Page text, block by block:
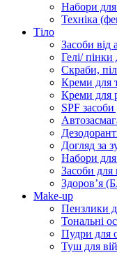
Набори для
Техніка
Тіло
Засоби від
Гелі/
Скраби,
Креми для
Креми для
SPF засоби
Догляд за
Набори для
Засоби для
Здоровʼя
Make-up
Пензлики
Тональні
Пудри для
Туш для вій